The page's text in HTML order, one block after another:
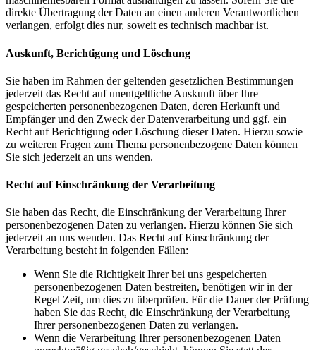
direkte Übertragung der Daten an einen anderen Verantwortlichen
verlangen, erfolgt dies nur, soweit es technisch machbar ist.
Auskunft, Berichtigung und Löschung
Sie haben im Rahmen der geltenden gesetzlichen Bestimmungen
jederzeit das Recht auf unentgeltliche Auskunft über Ihre
gespeicherten personenbezogenen Daten, deren Herkunft und
Empfänger und den Zweck der Datenverarbeitung und ggf. ein
Recht auf Berichtigung oder Löschung dieser Daten. Hierzu sowie
zu weiteren Fragen zum Thema personenbezogene Daten können
Sie sich jederzeit an uns wenden.
Recht auf Einschränkung der Verarbeitung
Sie haben das Recht, die Einschränkung der Verarbeitung Ihrer
personenbezogenen Daten zu verlangen. Hierzu können Sie sich
jederzeit an uns wenden. Das Recht auf Einschränkung der
Verarbeitung besteht in folgenden Fällen:
Wenn Sie die Richtigkeit Ihrer bei uns gespeicherten
personenbezogenen Daten bestreiten, benötigen wir in der
Regel Zeit, um dies zu überprüfen. Für die Dauer der Prüfung
haben Sie das Recht, die Einschränkung der Verarbeitung
Ihrer personenbezogenen Daten zu verlangen.
Wenn die Verarbeitung Ihrer personenbezogenen Daten